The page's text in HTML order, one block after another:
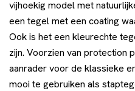
vijhoekig model met
een tegel met een coating
Ook is het een kleurechte
zijn. Voorzien van protection
aanrader voor de klassieke
mooi te gebruiken als